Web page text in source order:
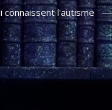
l'autisme